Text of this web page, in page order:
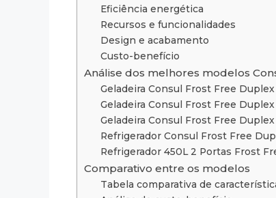
Eficiência energética
Recursos e funcionalidades
Design e acabamento
Custo-benefício
Análise dos melhores modelos
Geladeira Consul Frost Free
Geladeira Consul Frost Free
Geladeira Consul Frost Free
Refrigerador Consul Frost Free
Refrigerador 450L 2 Portas Frost
Comparativo entre os modelos
Tabela comparativa de